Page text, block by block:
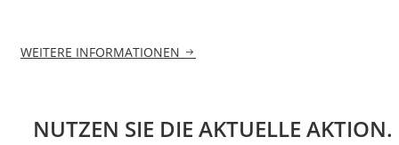
WEITERE INFORMATIONEN
NUTZEN SIE DIE AKTUELLE AKTION.